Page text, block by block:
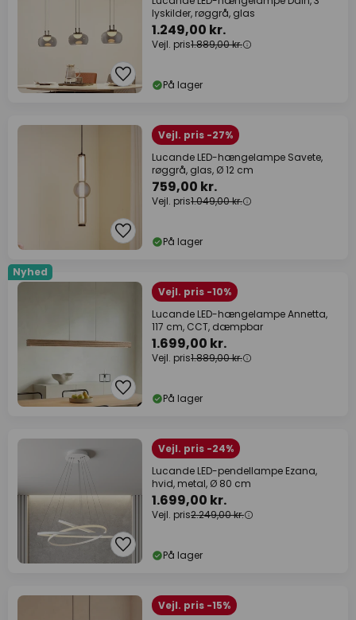
lyskilder, røggrå, glas
1.249,00 kr.
Vejl. pris1.889,00 kr.
På lager
Vejl. pris -27%
Lucande LED-hængelampe Savete,
røggrå, glas, Ø 12 cm
759,00 kr.
Vejl. pris1.049,00 kr.
På lager
Nyhed
Vejl. pris -10%
Lucande LED-hængelampe Annetta,
117 cm, CCT, dæmpbar
1.699,00 kr.
Vejl. pris1.889,00 kr.
På lager
Vejl. pris -24%
Lucande LED-pendellampe Ezana,
hvid, metal, Ø 80 cm
1.699,00 kr.
Vejl. pris2.249,00 kr.
På lager
Vejl. pris -15%